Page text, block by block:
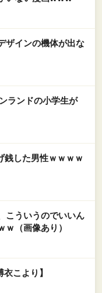
ザインの機体が出な
ランドの小学生が
銭した男性ｗｗｗｗ
こういうのでいいん
（画像あり）
こより】